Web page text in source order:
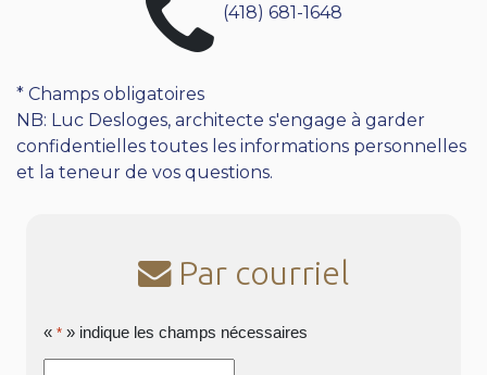
(418) 681-1648
* Champs obligatoires
NB: Luc Desloges, architecte s'engage à garder
confidentielles toutes les informations personnelles
et la teneur de vos questions.
Par courriel
« * » indique les champs nécessaires